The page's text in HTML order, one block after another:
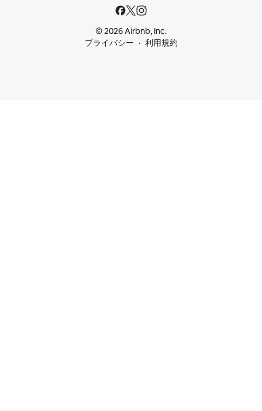
© 2026 Airbnb, Inc.
プライバシー
利用規約